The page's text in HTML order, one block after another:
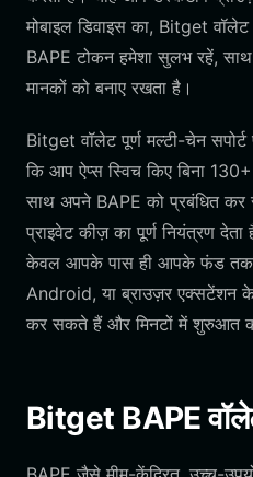
मोबाइल डिवाइस का, Bitget
BAPE टोकन हमेशा सुलभ रहें,
मानकों को बनाए रखता है।
Bitget वॉलेट पूर्ण मल्टी-चेन
कि आप ऐप्स स्विच किए बिना
साथ अपने BAPE को प्रबंधित
प्राइवेट कीज़ का पूर्ण नियंत्रण
केवल आपके पास ही आपके फंड
Android, या ब्राउज़र एक्सटेंशन
कर सकते हैं और मिनटों में शुरुआत
Bitget BAPE